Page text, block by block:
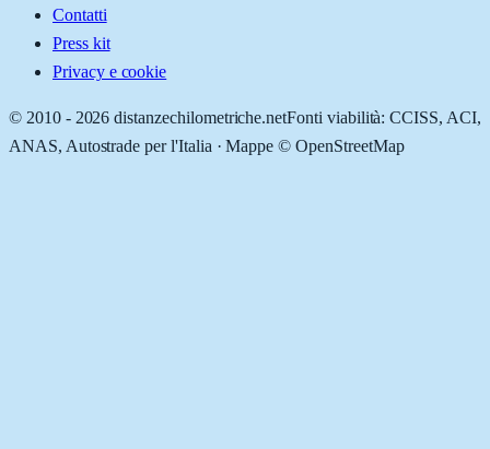
Contatti
Press kit
Privacy e cookie
© 2010 - 2026 distanzechilometriche.netFonti viabilità: CCISS, ACI,
ANAS, Autostrade per l'Italia · Mappe © OpenStreetMap